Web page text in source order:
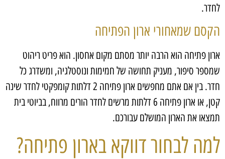
לחדר.
הקסם שמאחורי ארון הפתיחה
ארון פתיחה הוא הרבה יותר מסתם מקום אחסון. הוא פריט ריהוט
שמספר סיפור, מעניק תחושה של חמימות ונוסטלגיה, ומשדרג כל
חדר. בין אם אתם מחפשים ארון פתיחה 2 דלתות קומפקטי לחדר שינה
קטן, או ארון פתיחה 6 דלתות מרשים לחדר הורים מרווח, בביוטי בית
תמצאו את הארון המושלם עבורכם.
למה לבחור דווקא בארון פתיחה?